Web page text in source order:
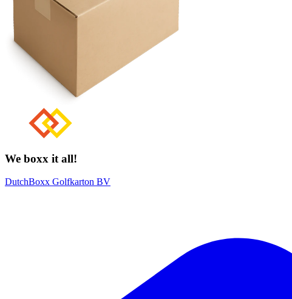
We boxx it all!
DutchBoxx Golfkarton BV